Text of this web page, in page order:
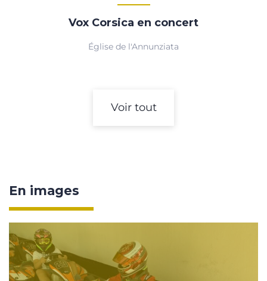
Vox Corsica en concert
Église de l'Annunziata
Voir tout
En images